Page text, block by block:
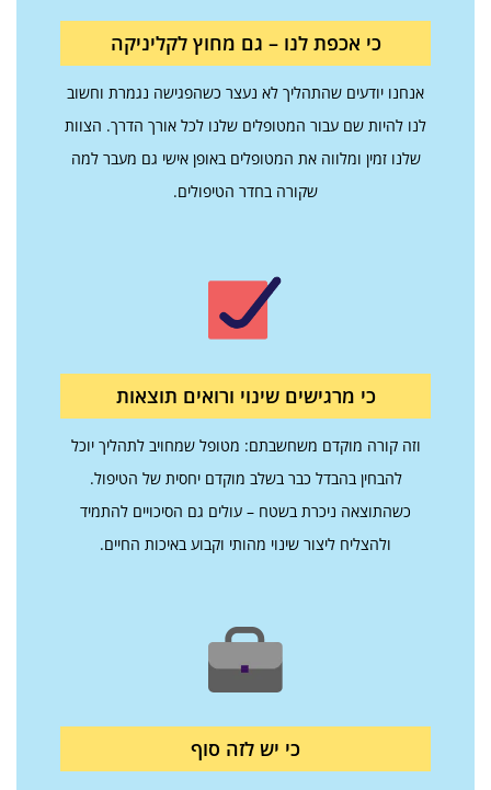
כי אכפת לנו – גם מחוץ לקליניקה
אנחנו יודעים שהתהליך לא נעצר כשהפגישה נגמרת וחשוב
לנו להיות שם עבור המטופלים שלנו לכל אורך הדרך. הצוות
שלנו זמין ומלווה את המטופלים באופן אישי גם מעבר למה
שקורה בחדר הטיפולים.
כי מרגישים שינוי ורואים תוצאות
וזה קורה מוקדם משחשבתם: מטופל שמחויב לתהליך יוכל
להבחין בהבדל כבר בשלב מוקדם יחסית של הטיפול.
כשהתוצאה ניכרת בשטח – עולים גם הסיכויים להתמיד
ולהצליח ליצור שינוי מהותי וקבוע באיכות החיים.
כי יש לזה סוף